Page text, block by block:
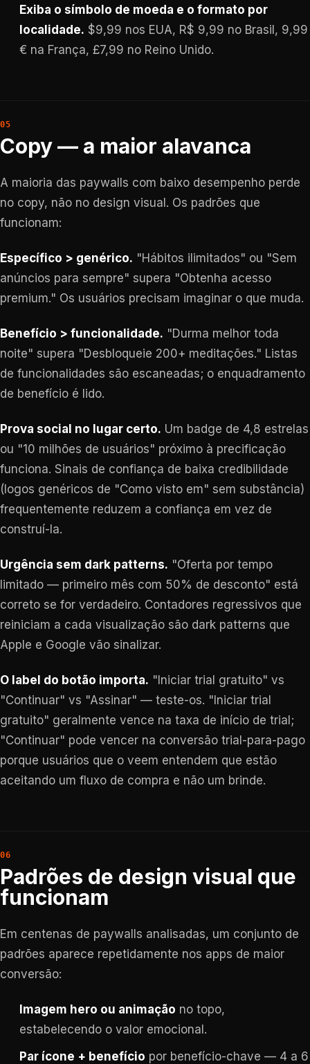
Exiba o símbolo de moeda e o formato por
localidade. $9,99 nos EUA, R$ 9,99 no Brasil, 9,99
€ na França, £7,99 no Reino Unido.
Copy — a maior alavanca
A maioria das paywalls com baixo desempenho perde
no copy, não no design visual. Os padrões que
funcionam:
Específico > genérico. "Hábitos ilimitados" ou "Sem
anúncios para sempre" supera "Obtenha acesso
premium." Os usuários precisam imaginar o que muda.
Benefício > funcionalidade. "Durma melhor toda
noite" supera "Desbloqueie 200+ meditações." Listas
de funcionalidades são escaneadas; o enquadramento
de benefício é lido.
Prova social no lugar certo. Um badge de 4,8 estrelas
ou "10 milhões de usuários" próximo à precificação
funciona. Sinais de confiança de baixa credibilidade
(logos genéricos de "Como visto em" sem substância)
frequentemente reduzem a confiança em vez de
construí-la.
Urgência sem dark patterns. "Oferta por tempo
limitado — primeiro mês com 50% de desconto" está
correto se for verdadeiro. Contadores regressivos que
reiniciam a cada visualização são dark patterns que
Apple e Google vão sinalizar.
O label do botão importa. "Iniciar trial gratuito" vs
"Continuar" vs "Assinar" — teste-os. "Iniciar trial
gratuito" geralmente vence na taxa de início de trial;
"Continuar" pode vencer na conversão trial-para-pago
porque usuários que o veem entendem que estão
aceitando um fluxo de compra e não um brinde.
Padrões de design visual que
funcionam
Em centenas de paywalls analisadas, um conjunto de
padrões aparece repetidamente nos apps de maior
conversão:
Imagem hero ou animação no topo,
estabelecendo o valor emocional.
Par ícone + benefício por benefício-chave — 4 a 6